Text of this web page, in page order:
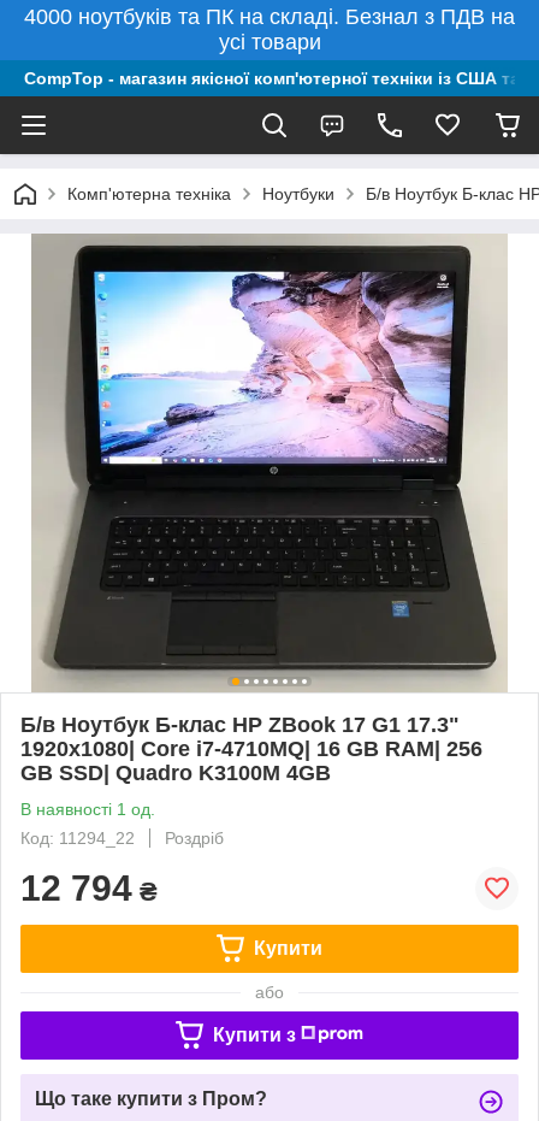
4000 ноутбуків та ПК на складі. Безнал з ПДВ на
усі товари
CompTop - магазин якісної комп'ютерної техніки із США та
Комп'ютерна техніка Ноутбуки Б/в Ноутбук Б-клас
Б/в Ноутбук Б-клас HP ZBook 17 G1 17.3"
1920x1080| Core i7-4710MQ| 16 GB RAM| 256
GB SSD| Quadro K3100M 4GB
В наявності 1 од.
Код: 11294_22
Роздріб
12 794 ₴
Купити
або
Купити з
Що таке купити з Пром?